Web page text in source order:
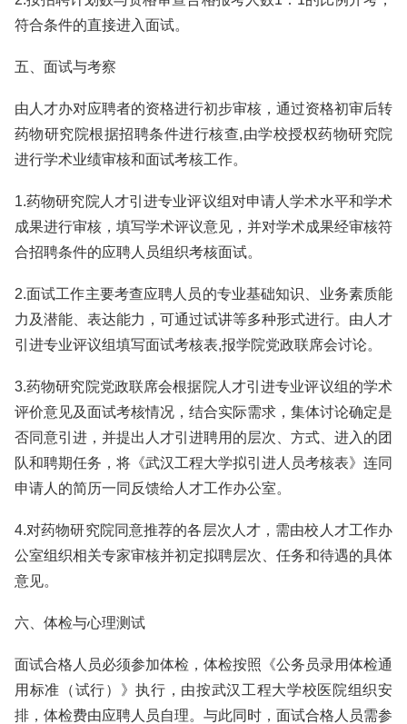
符合条件的直接进入面试。
五、面试与考察
由人才办对应聘者的资格进行初步审核，通过资格初审后转
药物研究院根据招聘条件进行核查,由学校授权药物研究院
进行学术业绩审核和面试考核工作。
1.药物研究院人才引进专业评议组对申请人学术水平和学术
成果进行审核，填写学术评议意见，并对学术成果经审核符
合招聘条件的应聘人员组织考核面试。
2.面试工作主要考查应聘人员的专业基础知识、业务素质能
力及潜能、表达能力，可通过试讲等多种形式进行。由人才
引进专业评议组填写面试考核表,报学院党政联席会讨论。
3.药物研究院党政联席会根据院人才引进专业评议组的学术
评价意见及面试考核情况，结合实际需求，集体讨论确定是
否同意引进，并提出人才引进聘用的层次、方式、进入的团
队和聘期任务，将《武汉工程大学拟引进人员考核表》连同
申请人的简历一同反馈给人才工作办公室。
4.对药物研究院同意推荐的各层次人才，需由校人才工作办
公室组织相关专家审核并初定拟聘层次、任务和待遇的具体
意见。
六、体检与心理测试
面试合格人员必须参加体检，体检按照《公务员录用体检通
用标准（试行）》执行，由按武汉工程大学校医院组织安
排，体检费由应聘人员自理。与此同时，面试合格人员需参